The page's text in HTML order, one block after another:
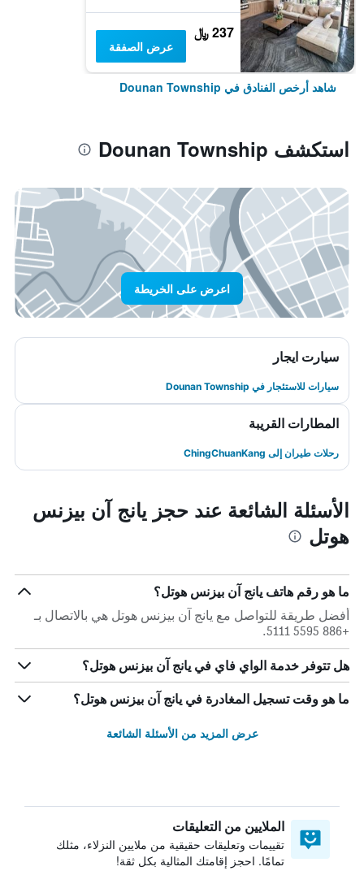
237 ﷼
عرض الصفقة
شاهد أرخص الفنادق في Dounan Township
استكشف Dounan Township
اعرض على الخريطة
سيارت ايجار
سيارات للاستئجار في Dounan Township
المطارات القريبة
رحلات طيران إلى ChingChuanKang
الأسئلة الشائعة عند حجز يانج آن بيزنس
هوتل
ما هو رقم هاتف يانج آن بيزنس هوتل؟
أفضل طريقة للتواصل مع يانج آن بيزنس هوتل هي بالاتصال بـ
+886 5595 5111.
هل تتوفر خدمة الواي فاي في يانج آن بيزنس هوتل؟
ما هو وقت تسجيل المغادرة في يانج آن بيزنس هوتل؟
عرض المزيد من الأسئلة الشائعة
الملايين من التعليقات
تقييمات وتعليقات حقيقية من ملايين النزلاء، مثلك
تمامًا. احجز إقامتك المثالية بكل ثقة!